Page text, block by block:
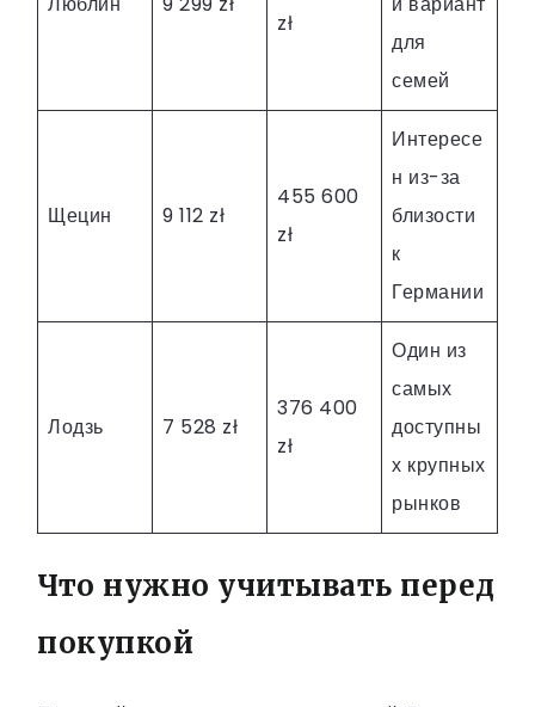
zł
для
семей
Щецин 9 112 zł
455 600
zł
Интересе
н из-за
близости
к
Германии
Лодзь 7 528 zł
376 400
zł
Один из
самых
доступны
х крупных
рынков
Что нужно учитывать перед
покупкой